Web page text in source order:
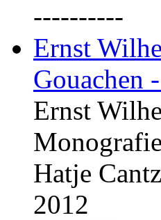
----------
Ernst
Gouachen
Ernst
Monografie
Hatje
2012